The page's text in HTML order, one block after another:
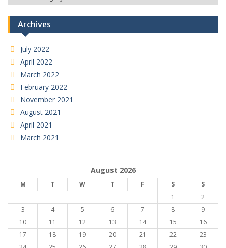
Archives
July 2022
April 2022
March 2022
February 2022
November 2021
August 2021
April 2021
March 2021
August 2026
M T W T F S
S
1
2
3
4 5 6 7 8
9
10
11 12 13 14 15
16
17
18 19 20 21 22
23